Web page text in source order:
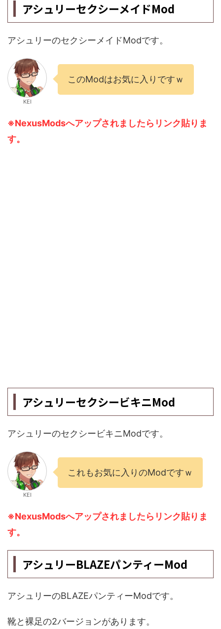
アシュリーセクシーメイドMod
アシュリーのセクシーメイドModです。
KEI
このModはお気に入りですｗ
※NexusModsへアップされましたらリンク貼りま
す。
アシュリーセクシービキニMod
アシュリーのセクシービキニModです。
KEI
これもお気に入りのModですｗ
※NexusModsへアップされましたらリンク貼りま
す。
アシュリーBLAZEパンティーMod
アシュリーのBLAZEパンティーModです。
靴と裸足の2バージョンがあります。